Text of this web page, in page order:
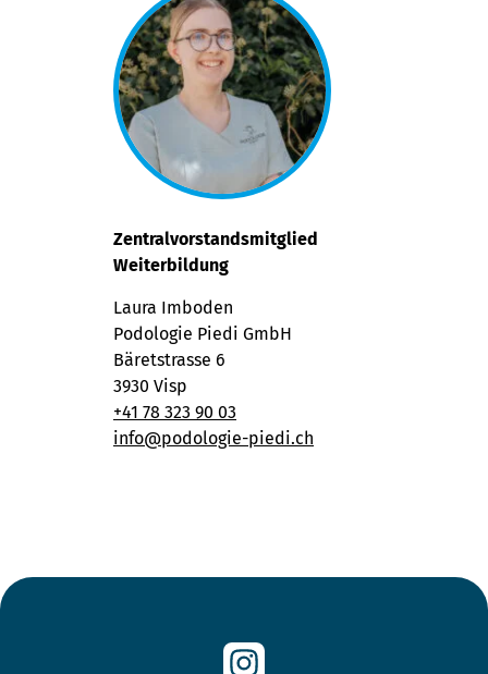
Zentralvorstandsmitglied
Weiterbildung
Laura Imboden
Podologie Piedi GmbH
Bäretstrasse 6
3930 Visp
+41 78 323 90 03
info@podologie-piedi.ch